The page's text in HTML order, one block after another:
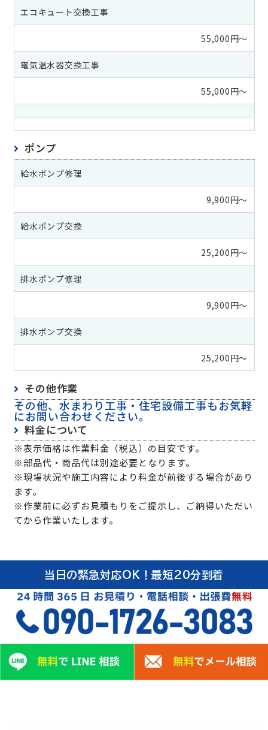
エコキュート交換工事
55,000円～
電気温水器交換工事
55,000円～
ポンプ
給水ポンプ修理
9,900円～
給水ポンプ交換
25,200円～
排水ポンプ修理
9,900円〜
排水ポンプ交換
25,200円〜
その他作業
その他、水まわり工事・住宅設備工事もお気軽
にお問い合わせください。
料金について
※表示価格は作業料金（税込）の目安です。
※部品代・商品代は別途必要となります。
※現場状況や施工内容により料金が前後する場合があり
ます。
※作業前に必ずお見積もりをご提示し、ご納得いただい
てから作業いたします。
当日の緊急対応OK！最短20分到着